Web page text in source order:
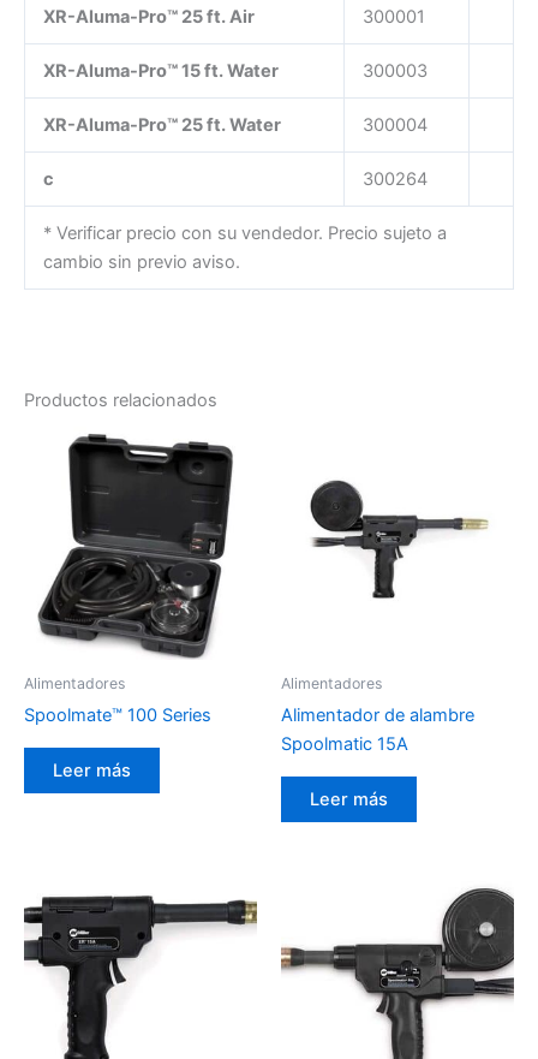
XR-Aluma-Pro™ 25 ft. Air 300001
XR-Aluma-Pro™ 15 ft. Water 300003
XR-Aluma-Pro™ 25 ft. Water 300004
c 300264
* Verificar precio con su vendedor. Precio sujeto a
cambio sin previo aviso.
Productos relacionados
Alimentadores
Spoolmate™ 100 Series
Leer más
Alimentadores
Alimentador de alambre
Spoolmatic 15A
Leer más